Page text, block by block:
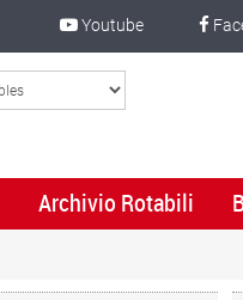
Youtube
Archivio Rotabili